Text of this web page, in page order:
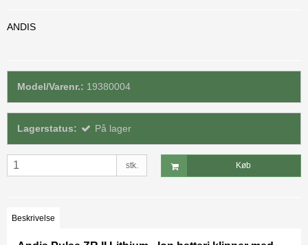
ANDIS
Model/Varenr.: 19380004
Lagerstatus: På lager
stk. Køb
Beskrivelse